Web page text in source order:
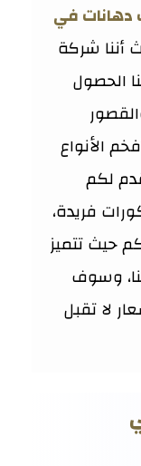
دهانات في
أننا شركة
الحصول
الأنواع
لكم
فريدة،
حيث تتميز
وسوف
لا تقبل